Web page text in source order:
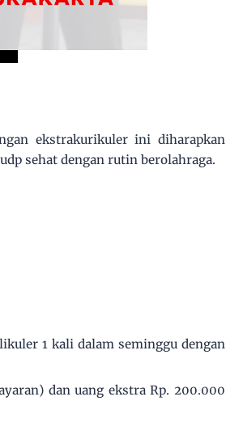
ekstrakurikuler ini diharapkan
sehat dengan rutin berolahraga.
1 kali dalam seminggu dengan
dan uang ekstra Rp. 200.000